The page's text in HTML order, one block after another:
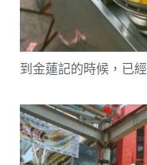
到金蓮記的時候，已